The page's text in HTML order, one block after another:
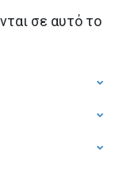
σε αυτό το